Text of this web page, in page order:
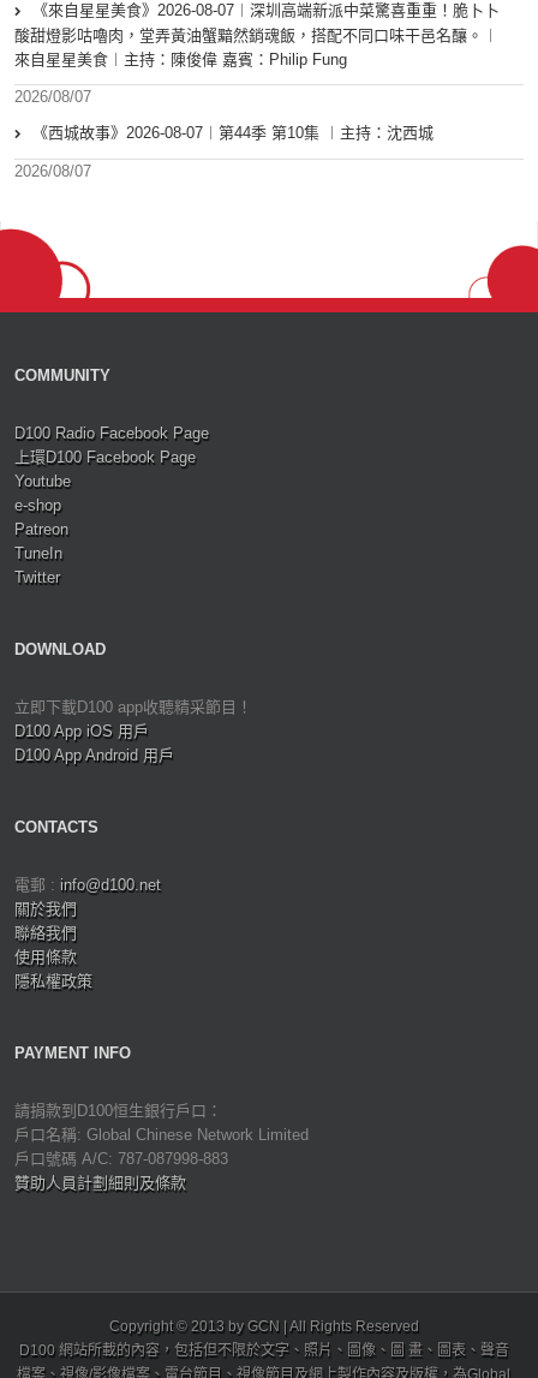
《來自星星美食》2026-08-07︱深圳高端新派中菜驚喜重重！脆卜卜
酸甜燈影咕嚕肉，堂弄黃油蟹黯然銷魂飯，搭配不同口味干邑名釀。︱
來自星星美食︱主持：陳俊偉 嘉賓：Philip Fung
2026/08/07
《西城故事》2026-08-07︱第44季 第10集 ︱主持：沈西城
2026/08/07
COMMUNITY
D100 Radio Facebook Page
上環D100 Facebook Page
Youtube
e-shop
Patreon
TuneIn
Twitter
DOWNLOAD
立即下載D100 app收聽精采節目！
D100 App iOS 用戶
D100 App Android 用戶
CONTACTS
電郵 : info@d100.net
關於我們
聯絡我們
使用條款
隱私權政策
PAYMENT INFO
請捐款到D100恒生銀行戶口：
戶口名稱: Global Chinese Network Limited
戶口號碼 A/C: 787-087998-883
贊助人員計劃細則及條款
Copyright © 2013 by GCN | All Rights Reserved
D100 網站所載的內容，包括但不限於文字、照片、圖像、圖 畫、圖表、聲音
檔案、視像/影像檔案、電台節目、視像節目及網上製作內容及版權，為Global